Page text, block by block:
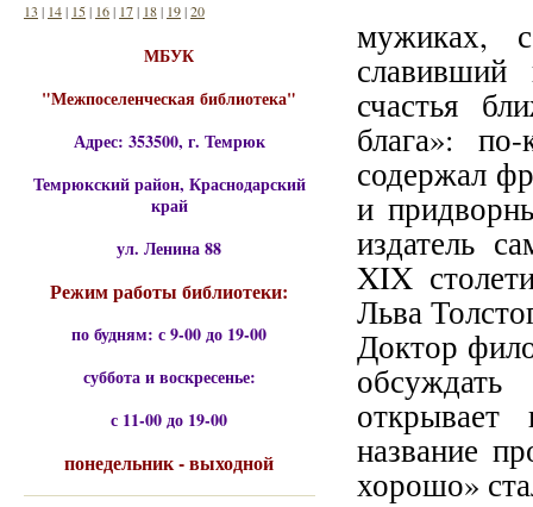
мужиках,
счастья
блага»:
содержал
и
издатель
XIX
Льва
Доктор
название
хорошо»
13 | 14| 15| 16| 17| 18| 19|20
МБУК
"Межпоселенческая библиотека"
Адрес: 353500, г. Темрюк
Темрюкский район, Краснодарский
край
ул. Ленина 88
Режим работы библиотеки:
по будням: с 9-00 до 19-00
суббота и воскресенье:
с 11-00 до 19-00
понедельник - выходной